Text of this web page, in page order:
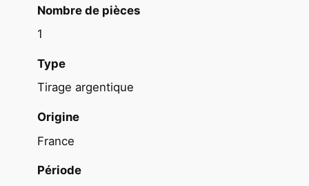
U
O
M
Nombre de pièces
1
Type
Tirage argentique
Origine
France
Période